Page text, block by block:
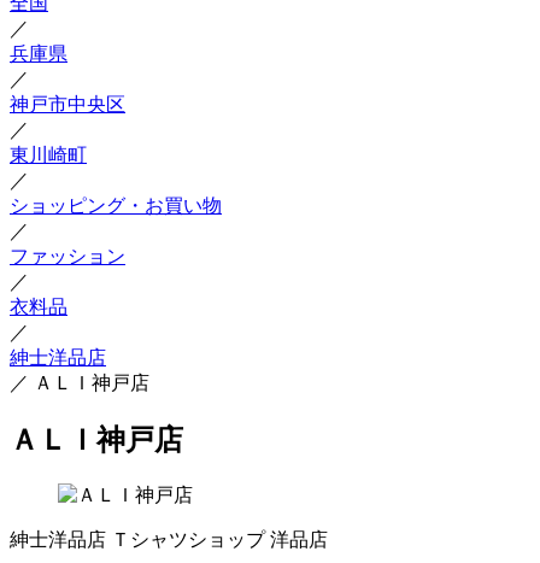
／
兵庫県
／
神戸市中央区
／
東川崎町
／
ショッピング・お買い物
／
ファッション
／
衣料品
／
紳士洋品店
／ ＡＬＩ神戸店
ＡＬＩ神戸店
紳士洋品店 Ｔシャツショップ 洋品店